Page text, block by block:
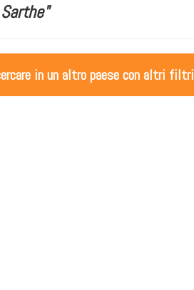
in un altro paese con altri filtri